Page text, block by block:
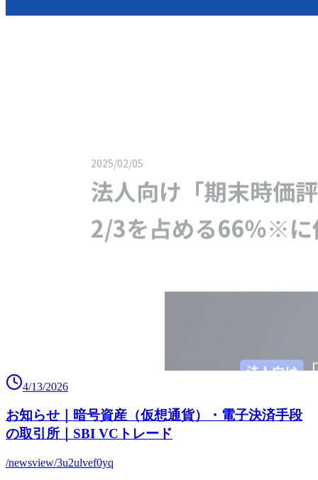
4/13/2026
お知らせ｜暗号資産（仮想通貨）・電子決済手段
の取引所｜SBI VCトレード
/newsview/3u2ulvef0yq